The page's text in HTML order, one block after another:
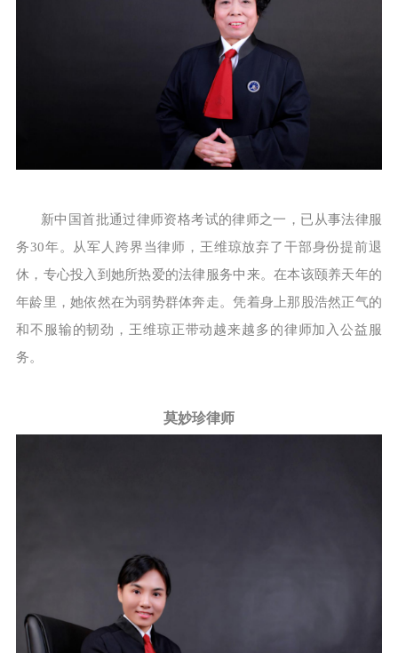
新中国首批通过律师资格考试的律师之一，已从事法律服
务30年。从军人跨界当律师，王维琼放弃了干部身份提前退
休，专心投入到她所热爱的法律服务中来。在本该颐养天年的
年龄里，她依然在为弱势群体奔走。凭着身上那股浩然正气的
和不服输的韧劲，王维琼正带动越来越多的律师加入公益服
务。
莫妙珍律师